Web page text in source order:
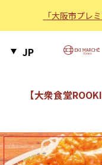
「大阪市プレ
JP
【大衆食堂